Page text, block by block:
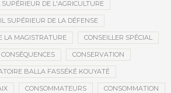
SUPÉRIEUR DE L'AGRICULTURE
SUPÉRIEUR DE LA DÉFENSE
LA MAGISTRATURE CONSEILLER SPÉCIAL
CONSÉQUENCES CONSERVATION
BALLA FASSÉKÉ KOUYATÉ
CONSOMMATEURS CONSOMMATION